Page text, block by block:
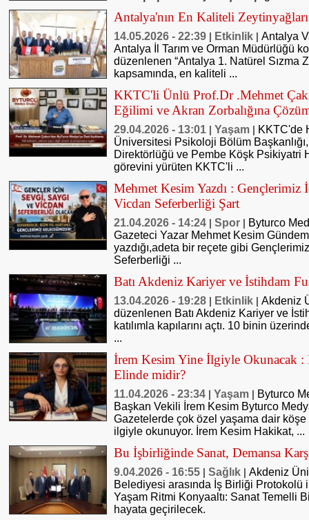
Antalya'nın En Kaliteli
14.05.2026 - 22:39 Etkinlik
Antalya
Antalya İl Tarım ve Orman Müdürlüğü
düzenlenen “Antalya 1. Natürel Sızma
kapsamında, en kaliteli ...
KKTC'li Ünlü Prof.Dr .Mehmet
Eğilimi ve Akran Zorbalığına
29.04.2026 - 13:01 Yaşam
KKTC'de
Üniversitesi Psikoloji Bölüm Başkanlığı,
Direktörlüğü ve Pembe Köşk Psikiyatri
görevini yürüten KKTC'li ...
Mehmet Kesim Yazdı : Gençlerimiz
Vicdan Seferberliği Şart
21.04.2026 - 14:24 Spor
Byturco
Gazeteci Yazar Mehmet Kesim
yazdığı,adeta bir reçete gibi
Seferberliği ...
Batı Akdeniz Kariyer ve İstihdam
13.04.2026 - 19:28 Etkinlik
Akdeniz
düzenlenen Batı Akdeniz Kariyer ve
katılımla kapılarını açtı. 10 binin
...
İrem Kesim Yine İlgiyle Okunacak :
Elinde midir?
11.04.2026 - 23:34 Yaşam
Byturco
Başkan Vekili İrem Kesim Byturco
Gazetelerde çok özel yaşama dair köşe
ilgiyle okunuyor. İrem Kesim Hakikat, ...
Bu İşbirliğinde Sanat, Demansa
9.04.2026 - 16:55 Sağlık
Akdeniz
Belediyesi arasında İş Birliği Protokolü
Yaşam Ritmi Konyaaltı: Sanat Temelli
hayata geçirilecek.